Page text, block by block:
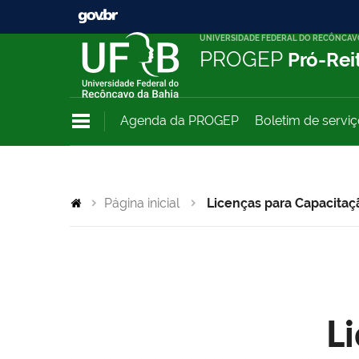
UNIVERSIDADE FEDERAL DO
PROGEP Pró-
Agenda da PROGEP Boletim de
Página inicial Licenças para